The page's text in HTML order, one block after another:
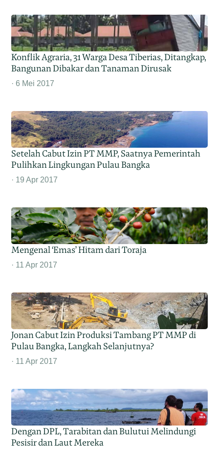
Konflik Agraria, 31 Warga Desa Tiberias, Ditangkap,
Bangunan Dibakar dan Tanaman Dirusak
6 Mei 2017
Setelah Cabut Izin PT MMP, Saatnya Pemerintah
Pulihkan Lingkungan Pulau Bangka
19 Apr 2017
Mengenal ‘Emas’ Hitam dari Toraja
11 Apr 2017
Jonan Cabut Izin Produksi Tambang PT MMP di
Pulau Bangka, Langkah Selanjutnya?
11 Apr 2017
Dengan DPL, Tarabitan dan Bulutui Melindungi
Pesisir dan Laut Mereka